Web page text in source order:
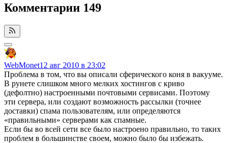
Комментарии 149
WebMonet12 авг 2010 в 23:02
Проблема в том, что вы описали сферического коня в вакууме.
В рунете слишком много мелких хостингов с криво
(дефолтно) настроенными почтовыми сервисами. Поэтому
эти сервера, или создают возможность рассылки (точнее
доставки) спама пользователям, или определяются
«правильными» серверами как спамные.
Если бы во всей сети все было настроено правильно, то таких
проблем в большинстве своем, можно было бы избежать.